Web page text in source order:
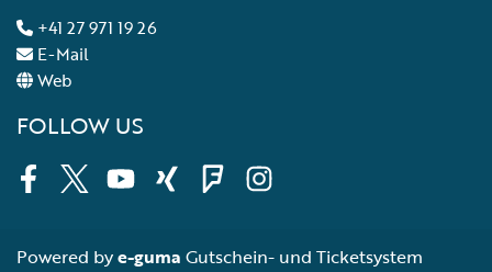
+41 27 971 19 26
E-Mail
Web
FOLLOW US
FacebookTwitterYoutubeXing FoursquareInstagram
Powered bye-guma Gutschein- und Ticketsystem